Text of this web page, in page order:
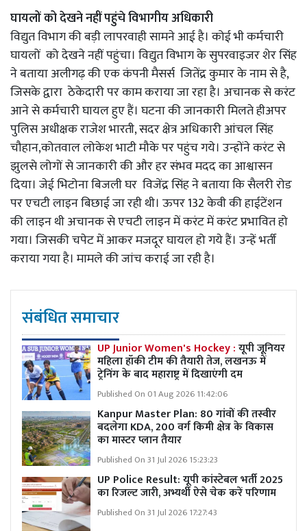
घायलों को देखने नहीं पहुंचे विभागीय अधिकारी
विद्युत विभाग की बड़ी लापरवाही सामने आई है। कोई भी कर्मचारी
घायलों को देखने नहीं पहुंचा। विद्युत विभाग के सुपरवाइजर शेर सिंह
ने बताया अलीगढ़ की एक कंपनी मैसर्स जितेंद्र कुमार के नाम से है,
जिसके द्वारा ठेकेदारी पर काम कराया जा रहा है। अचानक से करंट
आने से कर्मचारी घायल हुए हैं। घटना की जानकारी मिलते हीअपर
पुलिस अधीक्षक राजेश भारती, सदर क्षेत्र अधिकारी आंचल सिंह
चौहान,कोतवाल लोकेश भाटी मौके पर पहुंच गये। उन्होंने करंट से
झुलसे लोगों से जानकारी की और हर संभव मदद का आश्वासन
दिया। जेई भिटोना बिजली घर विजेंद्र सिंह ने बताया कि सैलरी रोड
पर एचटी लाइन बिछाई जा रही थी। ऊपर 132 केवी की हाईटेंशन
की लाइन थी अचानक से एचटी लाइन में करंट में करंट प्रभावित हो
गया। जिसकी चपेट में आकर मजदूर घायल हो गये हैं। उन्हें भर्ती
कराया गया है। मामले की जांच कराई जा रही है।
संबंधित समाचार
UP Junior Women's Hockey :यूपी जूनियर
महिला हॉकी टीम की तैयारी तेज, लखनऊ में
ट्रेनिंग के बाद महाराष्ट्र में दिखाएंगी दम
Published On 01 Aug 2026 11:42:06
Kanpur Master Plan: 80 गांवों की तस्वीर
बदलेगा KDA, 200 वर्ग किमी क्षेत्र के विकास
का मास्टर प्लान तैयार
Published On 31 Jul 2026 15:23:23
UP Police Result: यूपी कांस्टेबल भर्ती 2025
का रिजल्ट जारी, अभ्यर्थी ऐसे चेक करें परिणाम
Published On 31 Jul 2026 17:27:43